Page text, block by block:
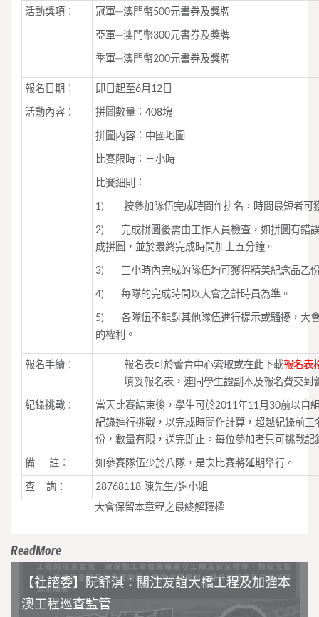
活動獎項： 冠軍─澳門幣500元書券及獎牌
亞軍─澳門幣300元書券及獎牌
季軍─澳門幣200元書券及獎牌
報名日期︰ 即日起至6月12日
活動內容： 拼圖數量︰408塊
拼圖內容︰中國地圖
比賽限時︰三小時
比賽細則︰
1) 按參加隊伍完成時間作排名，時間最短者可
2) 完成拼圖後需由工作人員檢查，如拼圖有錯
成拼圖，並於最終完成時間加上五分鐘。
3) 三小時內完成的隊伍均可獲得精美紀念品乙
4) 每隊的完成時間以大會之計時員為準。
5) 各隊伍不能對其他隊伍進行提示或騷擾，大
的權利。
報名手續： 報名表可於薈青中心索取或在此下載報名表
填妥報名表，連同學生證副本及報名費交到
紀錄挑戰：
當天比賽結束後，學生可於2011年11月30前以自
紀錄進行挑戰，以完成時間作計算，超越紀錄前
份，數量有限，送完即止。每位參加者只可挑戰記
備 註︰ 如參賽隊伍少於八隊，是次比賽將延期舉行。
查 詢：
28768118 陳先生/謝小姐
大會保留本章程之最終解釋權
ReadMore
【社諮委】阮舒淇：關注友誼大橋工程及加強本
澳工程巡查監管